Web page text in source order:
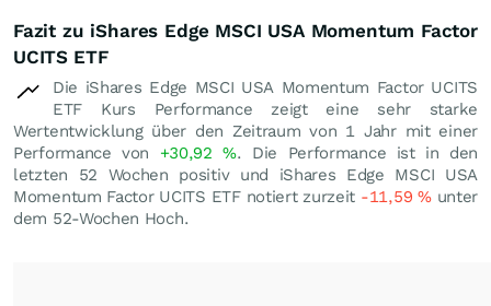
Fazit zu iShares Edge MSCI USA Momentum Factor
UCITS ETF
Die iShares Edge MSCI USA Momentum Factor UCITS
ETF Kurs Performance zeigt eine sehr starke
Wertentwicklung über den Zeitraum von 1 Jahr mit einer
Performance von +30,92%. Die Performance ist in den
letzten 52 Wochen positiv und iShares Edge MSCI USA
Momentum Factor UCITS ETF notiert zurzeit -11,59 %unter
dem 52-Wochen Hoch.